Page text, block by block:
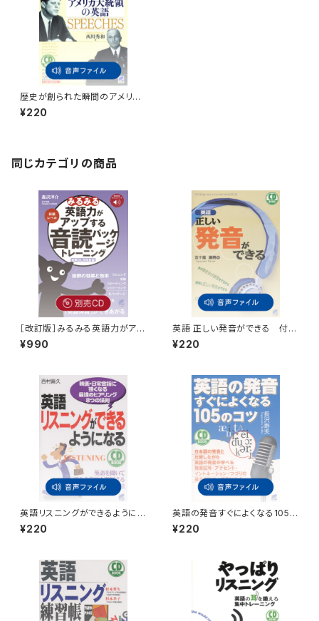
歴史が創られた瞬間のアメリカ
大統領の英語 付属音声
¥220
同じカテゴリの商品
［改訂版］みるみる英語力がアッ
プする音読パッケージトレーニン
グ初級レベル 別売CD（3枚セ
¥990
英語 正しい発音ができる 付属
音声
¥220
英語リスニングができるようにな
る 付属音声
¥220
英語の発音すぐによくなる105の
コツ 付属音声
¥220